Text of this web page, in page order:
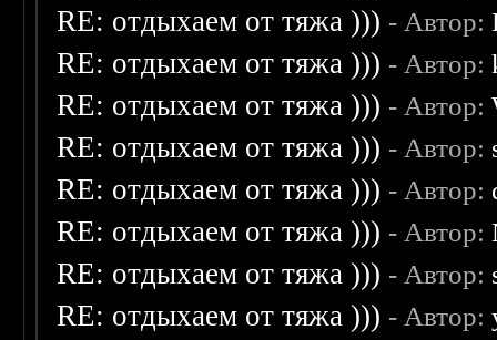
RE: отдыхаем от тяжа ))) - Автор:
RE: отдыхаем от тяжа ))) - Автор:
RE: отдыхаем от тяжа ))) - Автор:
RE: отдыхаем от тяжа ))) - Автор:
RE: отдыхаем от тяжа ))) - Автор:
RE: отдыхаем от тяжа ))) - Автор:
RE: отдыхаем от тяжа ))) - Автор:
RE: отдыхаем от тяжа ))) - Автор: